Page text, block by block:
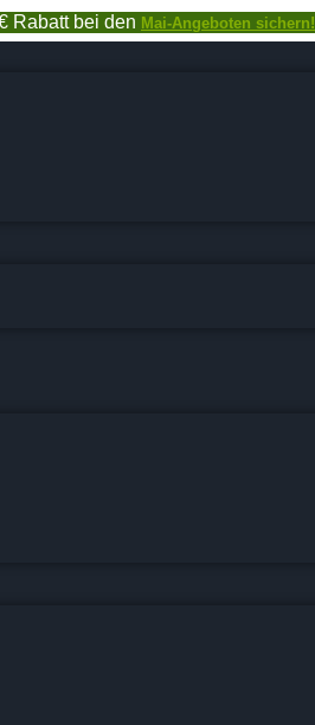
Rabatt bei den Mai-Angeboten sichern!